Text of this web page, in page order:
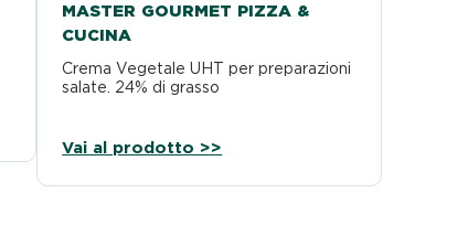
MASTER GOURMET PIZZA &
CUCINA
Crema Vegetale UHT per preparazioni
salate. 24% di grasso
Vai al prodotto >>